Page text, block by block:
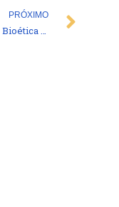
PRÓXIMO
Curso de Bioética – Videoaula 18